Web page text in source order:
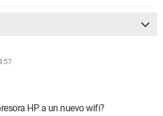
HP a un nuevo wifi?